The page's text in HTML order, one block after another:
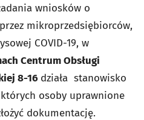
wniosków o
mikroprzedsiębiorców,
COVID-19, w
Centrum Obsługi
8-16 działa stanowisko
osoby uprawnione
dokumentację.